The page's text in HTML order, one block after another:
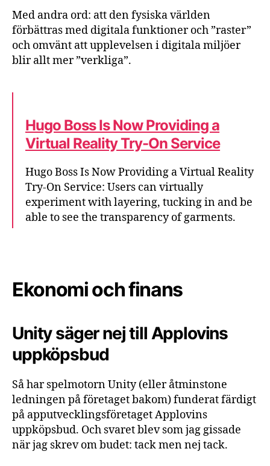
Med andra ord: att den fysiska världen
förbättras med digitala funktioner och ”raster”
och omvänt att upplevelsen i digitala miljöer
blir allt mer ”verkliga”.
Hugo Boss Is Now Providing a
Virtual Reality Try-On Service
Hugo Boss Is Now Providing a Virtual Reality
Try-On Service: Users can virtually
experiment with layering, tucking in and be
able to see the transparency of garments.
Ekonomi och finans
Unity säger nej till Applovins
uppköpsbud
Så har spelmotorn Unity (eller åtminstone
ledningen på företaget bakom) funderat färdigt
på apputvecklingsföretaget Applovins
uppköpsbud. Och svaret blev som jag gissade
när jag skrev om budet: tack men nej tack.